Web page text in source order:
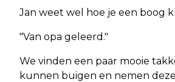
Jan weet wel hoe je een boog
"Van opa geleerd."
We vinden een paar mooie
kunnen buigen en nemen